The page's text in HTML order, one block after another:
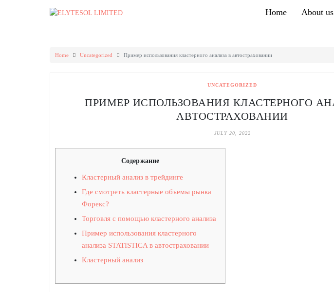
Home About us
Home Uncategorized Пример использования кластерного анализа в автостраховании
UNCATEGORIZED
ПРИМЕР ИСПОЛЬЗОВАНИЯ КЛАСТЕРНОГО
АВТОСТРАХОВАНИИ
JULY 20, 2022
Cодержание
Кластерный анализ в трейдинге
Где смотреть кластерные объемы рынка
Форекс?
Торговля с помощью кластерного анализа
Пример использования кластерного
анализа STATISTICA в автостраховании
Кластерный анализ